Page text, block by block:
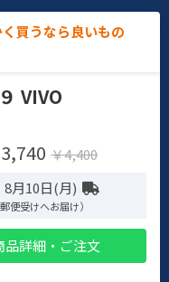
買うなら良いもの
VIVO
3,740 ￥4,400
月10日(月)
便受けへお届け）
品詳細・ご注文